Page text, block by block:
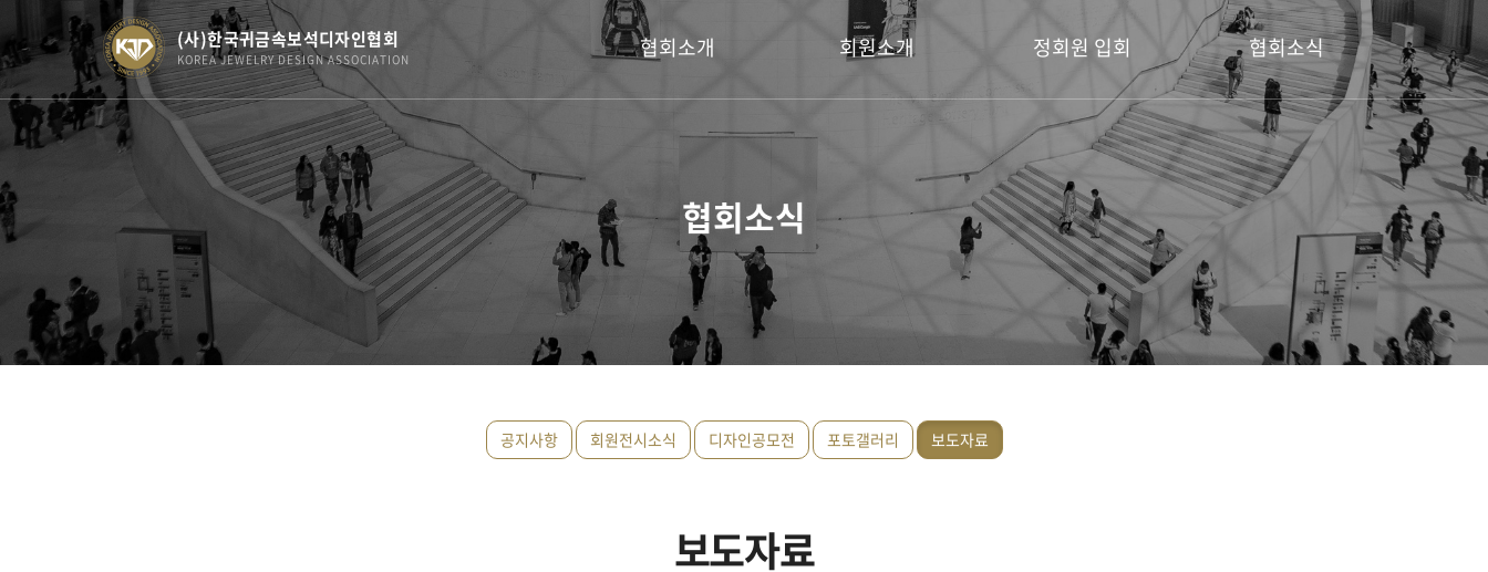
(사)한국귀금속보석디자인협회
KOREA JEWELRY DESIGN ASSOCIATION 협회소개
회장 인사말
연혁
회원소개
명예회장
운영위원
이사
정회원 입회
정회원 입회 안내
협회소식
공지사항
회원전시소식
디자인공모전
보도자료
협회소식
공지사항 회원전시소식 디자인공모전 포토갤러리 보도자료
보도자료